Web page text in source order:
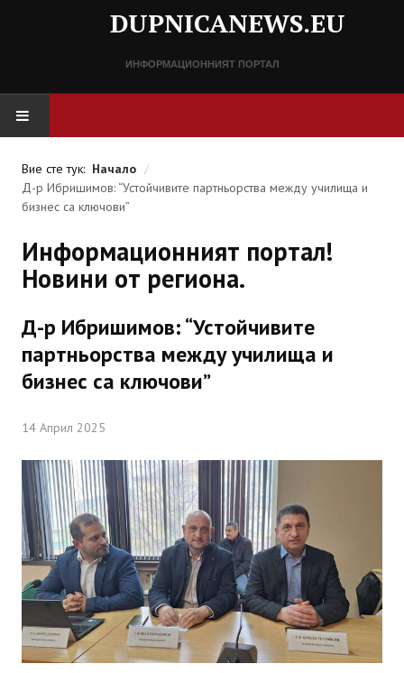
DUPNICANEWS.EU
ИНФОРМАЦИОННИЯТ ПОРТАЛ
НОВИНИ
СПРАВОЧНИК
Разписание
Важни телефонни номера
КОНТАКТИ
ЗА РЕГИОНА
Бележити дупничани
История
Населени места
ЗАБРАВЕНАТА ДУПНИЦА
СВОБОДНИ РАБОТНИ МЕСТА
Вие сте тук: Начало /
Д-р Ибришимов: “Устойчивите партньорства между училища и
бизнес са ключови”
Информационният портал!
Новини от региона.
Д-р Ибришимов: “Устойчивите
партньорства между училища и
бизнес са ключови”
14 Април 2025